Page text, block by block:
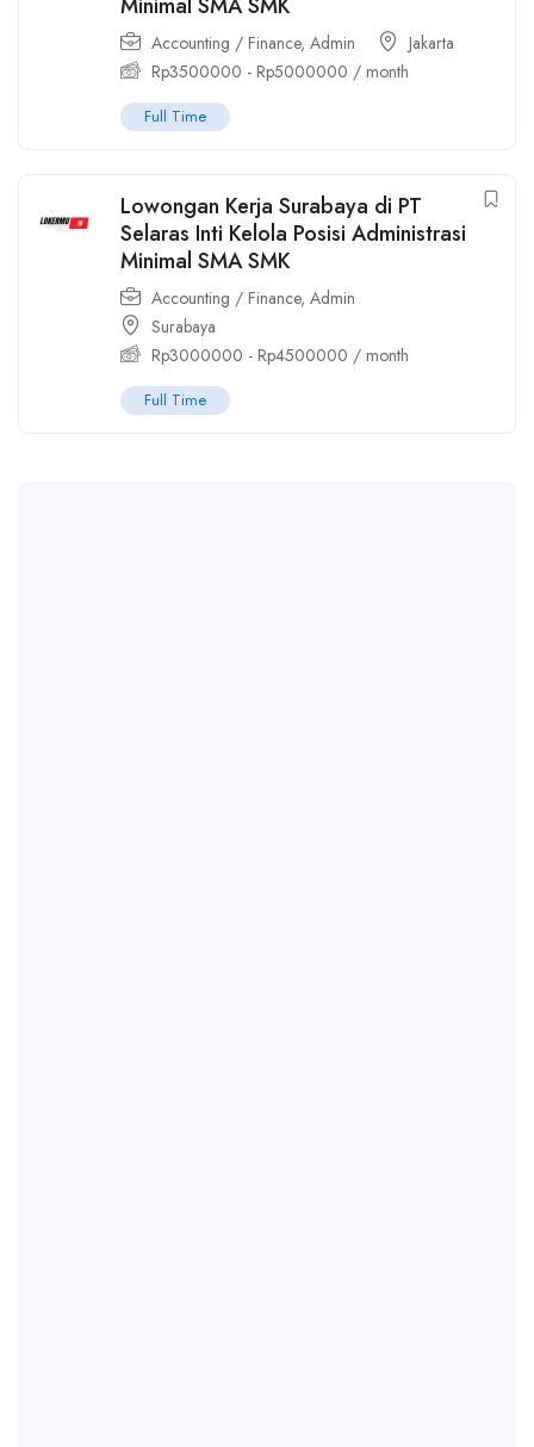
Minimal SMA SMK
Accounting / Finance, Admin
Jakarta
Rp3500000 - Rp5000000 / month
Full Time
Lowongan Kerja Surabaya di PT
Selaras Inti Kelola Posisi Administrasi
Minimal SMA SMK
Accounting / Finance, Admin
Surabaya
Rp3000000 - Rp4500000 / month
Full Time